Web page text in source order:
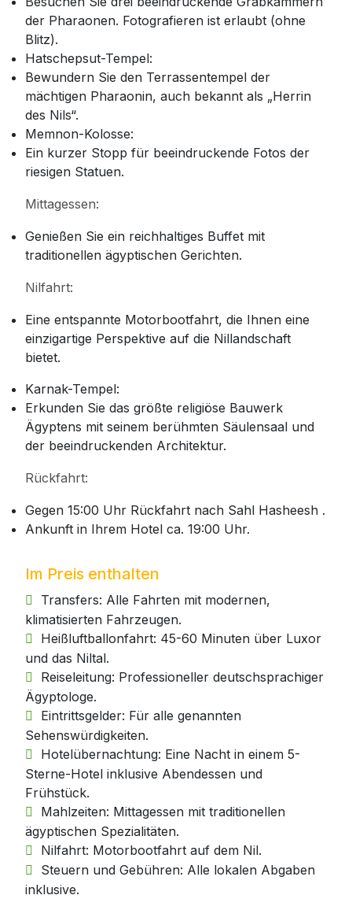
der Pharaonen. Fotografieren ist erlaubt (ohne
Blitz).
Hatschepsut-Tempel:
Bewundern Sie den Terrassentempel der
mächtigen Pharaonin, auch bekannt als „Herrin
des Nils“.
Memnon-Kolosse:
Ein kurzer Stopp für beeindruckende Fotos der
riesigen Statuen.
Mittagessen:
Genießen Sie ein reichhaltiges Buffet mit
traditionellen ägyptischen Gerichten.
Nilfahrt:
Eine entspannte Motorbootfahrt, die Ihnen eine
einzigartige Perspektive auf die Nillandschaft
bietet.
Karnak-Tempel:
Erkunden Sie das größte religiöse Bauwerk
Ägyptens mit seinem berühmten Säulensaal und
der beeindruckenden Architektur.
Rückfahrt:
Gegen 15:00 Uhr Rückfahrt nach Sahl Hasheesh .
Ankunft in Ihrem Hotel ca. 19:00 Uhr.
Im Preis enthalten
Transfers: Alle Fahrten mit modernen,
klimatisierten Fahrzeugen.
Heißluftballonfahrt: 45-60 Minuten über Luxor
und das Niltal.
Reiseleitung: Professioneller deutschsprachiger
Ägyptologe.
Eintrittsgelder: Für alle genannten
Sehenswürdigkeiten.
Hotelübernachtung: Eine Nacht in einem 5-
Sterne-Hotel inklusive Abendessen und
Frühstück.
Mahlzeiten: Mittagessen mit traditionellen
ägyptischen Spezialitäten.
Nilfahrt: Motorbootfahrt auf dem Nil.
Steuern und Gebühren: Alle lokalen Abgaben
inklusive.